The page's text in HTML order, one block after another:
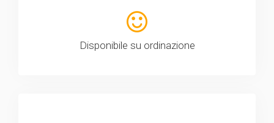
Disponibile su ordinazione